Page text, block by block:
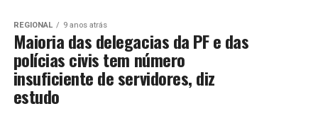
REGIONAL 9 anos atrás
Maioria das delegacias da PF e das
polícias civis tem número
insuficiente de servidores, diz
estudo